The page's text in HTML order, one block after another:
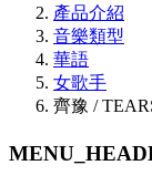
產品介紹
音樂類型
華語
女歌手
齊豫 /